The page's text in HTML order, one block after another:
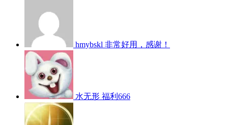
hmybskl 非常好用，感谢！
水无形 福利666